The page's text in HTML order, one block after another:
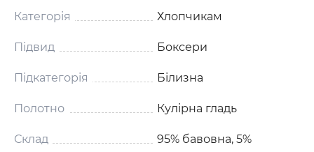
Категорія Хлопчикам
Підвид Боксери
Підкатегорія Білизна
Полотно Кулірна гладь
Склад
95% бавовна, 5%